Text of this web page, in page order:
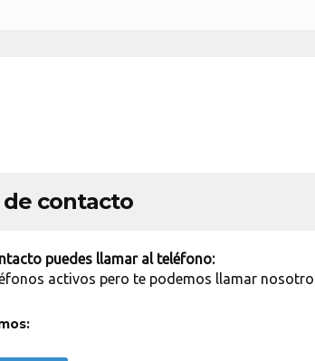
contacto
puedes llamar al teléfono:
activos pero te podemos llamar